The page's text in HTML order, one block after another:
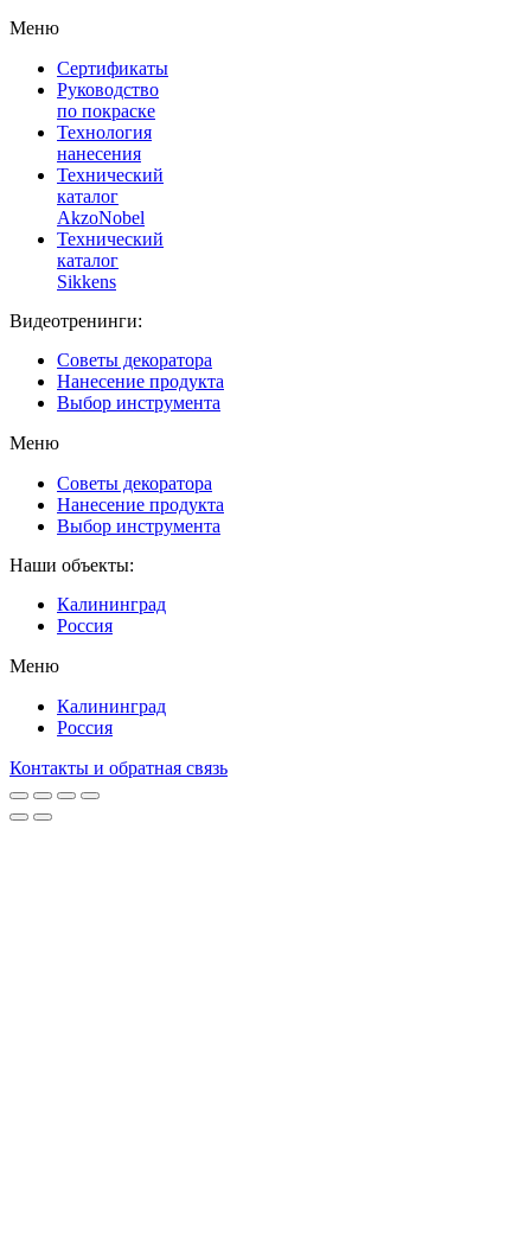
Меню
Сертификаты
Руководство
по покраске
Технология
нанесения
Технический
каталог
AkzoNobel
Технический
каталог
Sikkens
Видеотренинги:
Советы декоратора
Нанесение продукта
Выбор инструмента
Меню
Советы декоратора
Нанесение продукта
Выбор инструмента
Наши объекты:
Калининград
Россия
Меню
Калининград
Россия
Контакты и обратная связь